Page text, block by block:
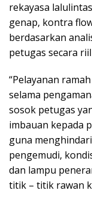
rekayasa
genap, kontra
berdasarkan
petugas secara
“Pelayanan
selama
sosok petugas
imbauan kepada
guna
pengemudi,
dan lampu
titik – titik rawan